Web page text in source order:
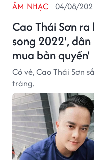
Cao Thái Sơn
song 2022',
mua bản quyền'
ÂM NHẠC 04/08/
Có vẻ, Cao Thái Sơn
tráng.